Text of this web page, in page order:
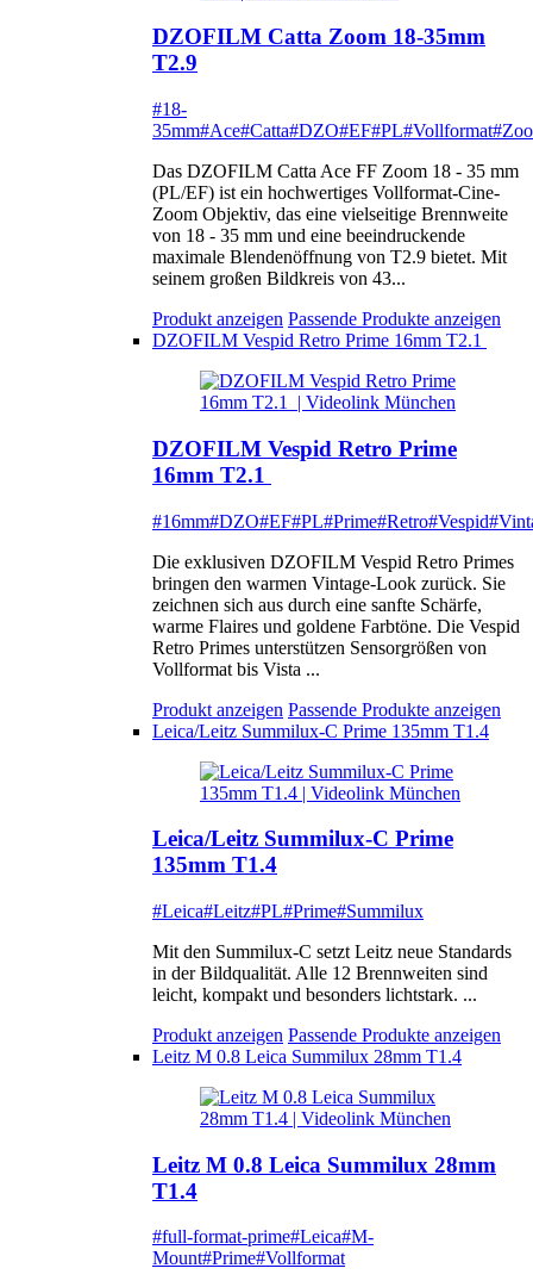
DZOFILM Catta Zoom 18-35mm
T2.9
#18-
35mm#Ace#Catta#DZO#EF#PL#Vollformat
Das DZOFILM Catta Ace FF Zoom 18 - 35 mm
(PL/EF) ist ein hochwertiges Vollformat-Cine-
Zoom Objektiv, das eine vielseitige Brennweite
von 18 - 35 mm und eine beeindruckende
maximale Blendenöffnung von T2.9 bietet. Mit
seinem großen Bildkreis von 43...
Produkt anzeigen Passende Produkte anzeigen
DZOFILM Vespid Retro Prime 16mm T2.1
DZOFILM Vespid Retro Prime
16mm T2.1
#16mm#DZO#EF#PL#Prime#Retro#Vespid
Die exklusiven DZOFILM Vespid Retro Primes
bringen den warmen Vintage-Look zurück. Sie
zeichnen sich aus durch eine sanfte Schärfe,
warme Flaires und goldene Farbtöne. Die Vespid
Retro Primes unterstützen Sensorgrößen von
Vollformat bis Vista ...
Produkt anzeigen Passende Produkte anzeigen
Leica/Leitz Summilux-C Prime 135mm T1.4
Leica/Leitz Summilux-C Prime
135mm T1.4
#Leica#Leitz#PL#Prime#Summilux
Mit den Summilux-C setzt Leitz neue Standards
in der Bildqualität. Alle 12 Brennweiten sind
leicht, kompakt und besonders lichtstark. ...
Produkt anzeigen Passende Produkte anzeigen
Leitz M 0.8 Leica Summilux 28mm T1.4
Leitz M 0.8 Leica Summilux 28mm
T1.4
#full-format-prime#Leica#M-
Mount#Prime#Vollformat